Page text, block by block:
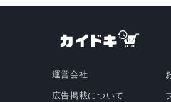
運営会社
広告掲載について